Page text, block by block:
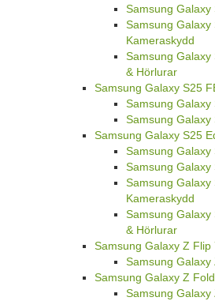
Samsung Galaxy
Samsung Galaxy
Kameraskydd
Samsung
& Hörlurar
Samsung Galaxy S25
Samsung Galaxy
Samsung Galaxy
Samsung Galaxy S25
Samsung
Samsung Galaxy
Samsung Galaxy
Kameraskydd
Samsung
& Hörlurar
Samsung Galaxy Z Flip
Samsung Galaxy
Samsung Galaxy Z
Samsung Galaxy